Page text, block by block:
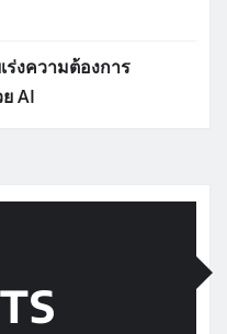
ร่งความต้องการ
AI